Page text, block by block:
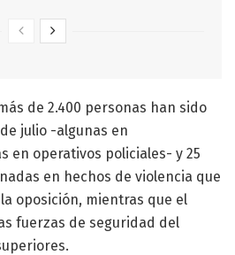
de 2.400 personas han sido
julio -algunas en
en operativos policiales- y 25
en hechos de violencia que
oposición, mientras que el
fuerzas de seguridad del